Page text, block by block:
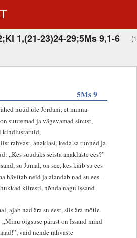
1,(21-23)24-29;5Ms 9,1-6
5Ms 9
nüüd üle Jordani, et minna
suuremad ja vägevamad sinust,
kindlustatuid,
rahvast, anaklasi, keda sa tunned ja
„Kes suudaks seista anaklaste ees?”
su Jumal, on see, kes käib su ees
hävitab neid ja alandab nad su ees -
kiiresti, nõnda nagu Issand
ajab nad ära su eest, siis ära mõtle
„Minu õigsuse pärast on Issand mind
vaid nende rahvaste